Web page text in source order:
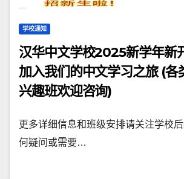
学校通知
汉华中文学校2025新学年新
加入我们的中文学习之旅 (各
兴趣班欢迎咨询)
更多详细信息和班级安排请关注学校
何疑问或需要…